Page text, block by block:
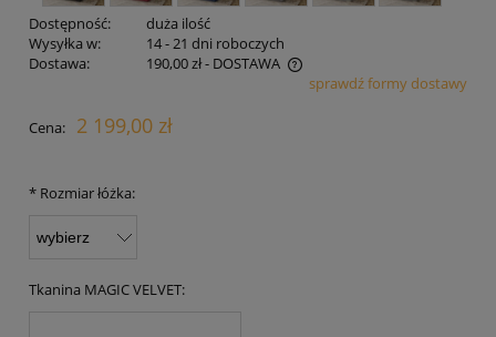
Dostępność:
duża ilość
Wysyłka w:
14 - 21 dni roboczych
Dostawa:
190,00 zł- DOSTAWA
Cena nie zawiera ewentualnych kosztów płatnościsprawdź formy dostawy
Cena: 2 199,00 zł
* Rozmiar łóżka:
Tkanina MAGIC VELVET: